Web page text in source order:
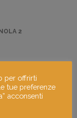
2
per offrirti
tue preferenze
acconsenti